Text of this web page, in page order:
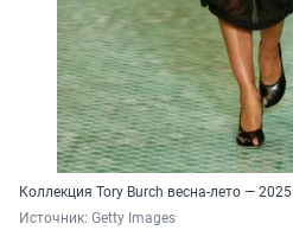
Коллекция Tory Burch весна-лето — 2025
Источник: Getty Images